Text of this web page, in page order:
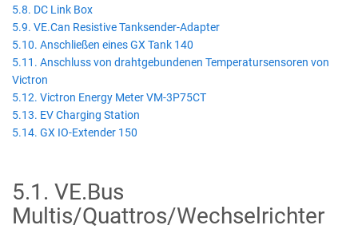
5.8. DC Link Box
5.9. VE.Can Resistive Tanksender-Adapter
5.10. Anschließen eines GX Tank 140
5.11. Anschluss von drahtgebundenen Temperatursensoren von
Victron
5.12. Victron Energy Meter VM-3P75CT
5.13. EV Charging Station
5.14. GX IO-Extender 150
5.1 . VE.Bus
Multis/Quattros/Wechselrichter